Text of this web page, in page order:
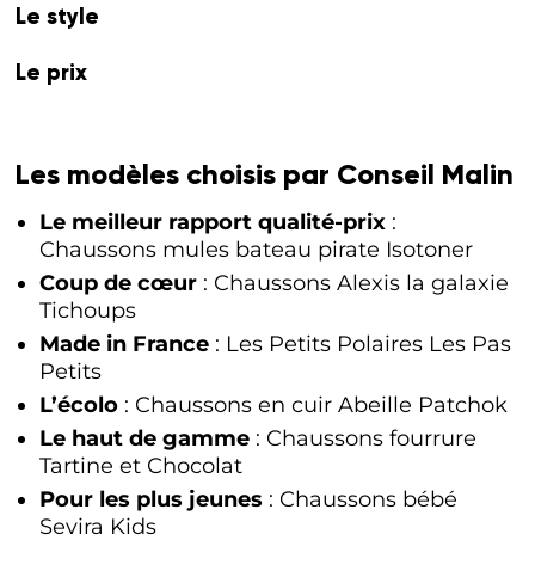
Le style
Le prix
Les modèles choisis par Conseil Malin
Le meilleur rapport qualité-prix :
Chaussons mules bateau pirate Isotoner
Coup de cœur : Chaussons Alexis la galaxie
Tichoups
Made in France : Les Petits Polaires Les Pas
Petits
L’écolo : Chaussons en cuir Abeille Patchok
Le haut de gamme : Chaussons fourrure
Tartine et Chocolat
Pour les plus jeunes : Chaussons bébé
Sevira Kids